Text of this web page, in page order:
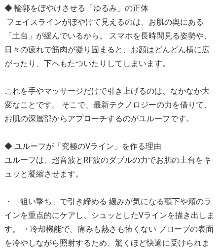
◆ 輪郭をぼやけさせる「ゆるみ」の正体
フェイスラインがぼやけて見えるのは、お肌の奥にある
「土台」が緩んでいるから。 スマホを長時間見る姿勢や、
日々の疲れで筋肉が凝り固まると、お顔はどんどん横に広
がったり、下へもたついたりしてしまいます。
これを手やマッサージだけで引き上げるのは、なかなか大
変なことです。 そこで、最新テクノロジーの力を借りて、
お肌の深層部からアプローチするのがユルーフです。
◆ ユルーフが「究極のVライン」を作る理由
ユルーフは、超音波とRF波のダブルの力でお肌の土台をキ
ュッと凝縮させます。
・「狙い撃ち」で引き締める 緩みが気になる顎下や頬のラ
インを重点的にケアし、シュッとしたVラインを描き出しま
す。 ・冷却機能で、痛みも熱さも怖くない プローブの表面
を冷やしながら照射するため、驚くほど快適に受けられま